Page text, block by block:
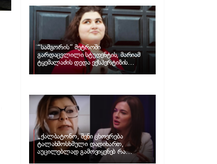
“სამგორის” მეტროში
გარდაცვლილი სტუდენტის, მარიამ
ტყემალაძის დედა ექსპერტიზის
პასუხს აქვეყნებს – რა გახდა გოგონას
„ქალბატონო, შენი ცხოვრება
ტალახმოსხმული დადიხართ,
აუცილებლად გამოვიყენებ რა
ინფორმაციაც მაქვს“… – რა